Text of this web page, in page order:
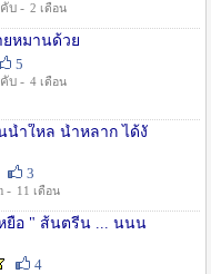
บ - 2 เดือน
ยหมานด้วย
5
บ - 4 เดือน
น้ำใหล น้ำหลาก ได้งั
3
- 11 เดือน
หยื่อ " ส้นตรีน ... นนน
4